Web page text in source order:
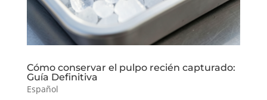
Cómo conservar el pulpo recién capturado:
Guía Definitiva
Español